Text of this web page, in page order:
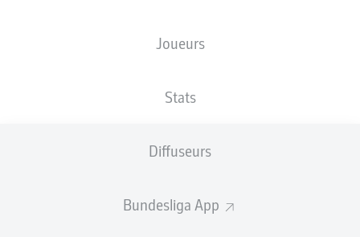
Joueurs
Stats
Diffuseurs
Bundesliga App